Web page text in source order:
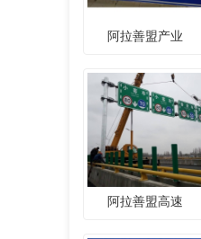
阿拉善盟产业
阿拉善盟高速